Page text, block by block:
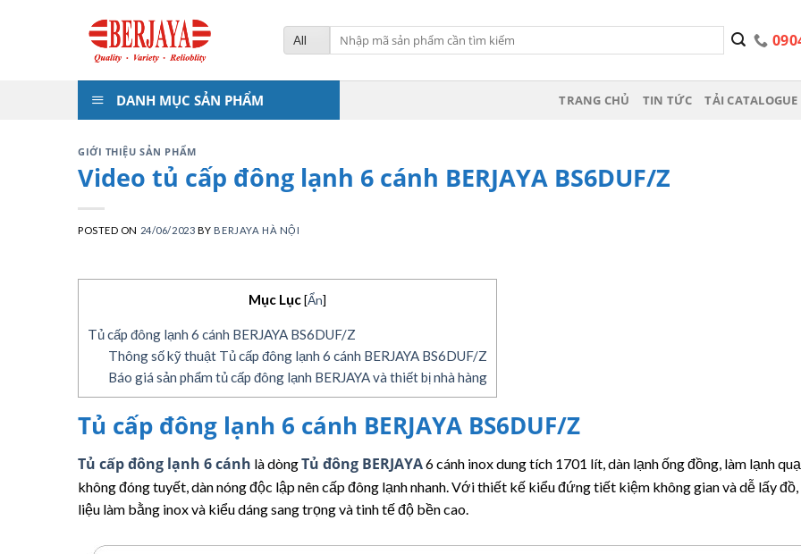
Tìm
kiếm:
DANH MỤC SẢN PHẨM TRANG CHỦ TIN TỨC TẢI CATALOGUE
GIỚI THIỆU SẢN PHẨM
Video tủ cấp đông lạnh 6 cánh BERJAYA BS6DUF/Z
POSTED ON 24/06/2023 BY BERJAYA HÀ NỘI
Mục Lục[Ẩn]
Tủ cấp đông lạnh 6 cánh BERJAYA BS6DUF/Z
Thông số kỹ thuật Tủ cấp đông lạnh 6 cánh BERJAYA BS6DUF/Z
Báo giá sản phẩm tủ cấp đông lạnh BERJAYA và thiết bị nhà hàng
Tủ cấp đông lạnh 6 cánh BERJAYA BS6DUF/Z
Tủ cấp đông lạnh 6 cánh là dòngTủ đông BERJAYA6 cánh inox dung tích 1701 lít, dàn lạnh ống đồng, làm lạnh
không đóng tuyết, dàn nóng độc lập nên cấp đông lạnh nhanh. Với thiết kế kiểu đứng tiết kiệm không gian và dễ lấy
liệu làm bằng inox và kiểu dáng sang trọng và tinh tế độ bền cao.